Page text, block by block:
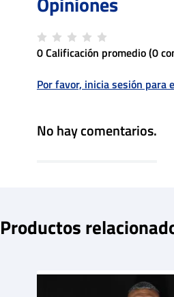
0 Calificación promedio(0
Por favor, inicia sesión para
No hay comentarios.
Productos